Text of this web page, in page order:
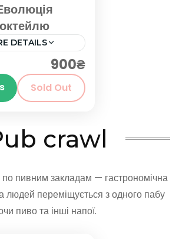
DETAILS
900₴
Sold Out
crawl
пивним закладам — гастрономічна
людей переміщується з одного пабу
пиво та інші напої.